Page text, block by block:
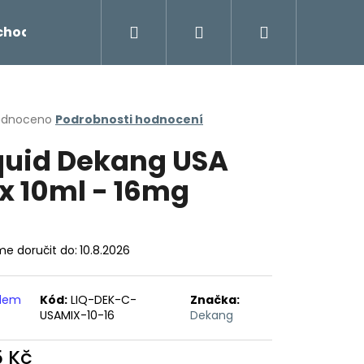
Napište námPřihlášení
Podrobnosti hodnocení
Dekang USA
10ml - 16mg
doručit do: 10.8.2026
Kód: LIQ-DEK-C-
USAMIX-10-16
Značka:
Dekang
Kč
Následující